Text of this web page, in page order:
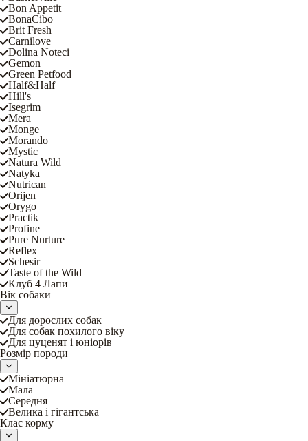
Bon Appetit
BonaCibo
Brit Fresh
Carnilove
Dolina Noteci
Gemon
Green Petfood
Half&Half
Hill's
Isegrim
Mera
Monge
Morando
Mystic
Natura Wild
Natyka
Nutrican
Orijen
Orygo
Practik
Profine
Pure Nurture
Reflex
Schesir
Taste of the Wild
Клуб 4 Лапи
Вік собаки
Для дорослих собак
Для собак похилого віку
Для цуценят і юніорів
Розмір породи
Мініатюрна
Мала
Середня
Велика і гігантська
Клас корму